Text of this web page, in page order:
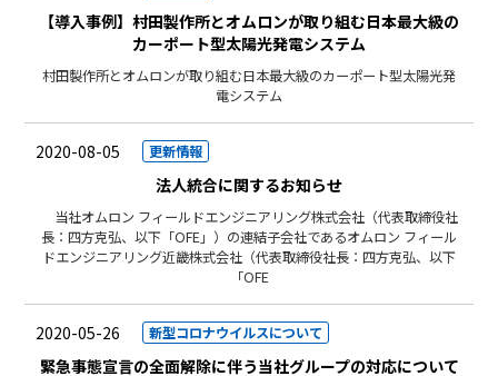
【導入事例】村田製作所とオムロンが取り組む日本最大級の
カーポート型太陽光発電システム
村田製作所とオムロンが取り組む日本最大級のカーポート型太陽光発
電システム
2020-08-05 更新情報
法人統合に関するお知らせ
当社オムロン フィールドエンジニアリング株式会社（代表取締役社
長：四方克弘、以下「OFE」）の連結子会社であるオムロン フィール
ドエンジニアリング近畿株式会社（代表取締役社長：四方克弘、以下
「OFE
2020-05-26 新型コロナウイルスについて
緊急事態宣言の全面解除に伴う当社グループの対応について